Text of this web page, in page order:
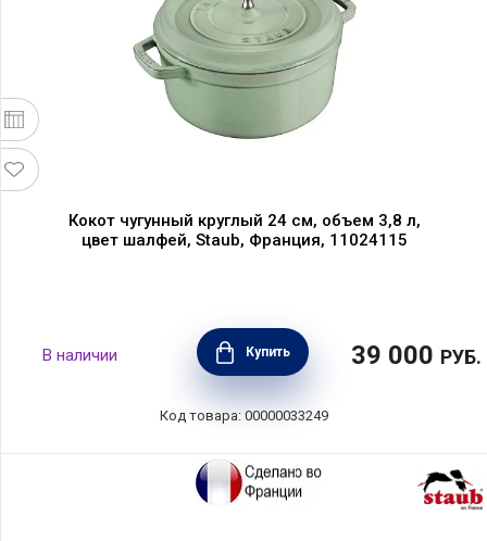
Кокот чугунный круглый 24 см, объем 3,8 л,
цвет шалфей, Staub, Франция, 11024115
В наличии Купить 39 000 РУБ.
Код товара: 00000033249